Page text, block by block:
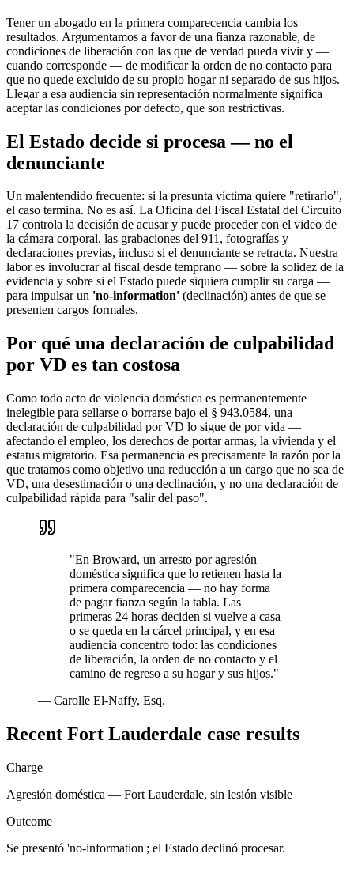
Tener un abogado en la primera comparecencia cambia los
resultados. Argumentamos a favor de una fianza razonable, de
condiciones de liberación con las que de verdad pueda vivir y —
cuando corresponde — de modificar la orden de no contacto para
que no quede excluido de su propio hogar ni separado de sus hijos.
Llegar a esa audiencia sin representación normalmente significa
aceptar las condiciones por defecto, que son restrictivas.
El Estado decide si procesa — no el
denunciante
Un malentendido frecuente: si la presunta víctima quiere "retirarlo",
el caso termina. No es así. La Oficina del Fiscal Estatal del Circuito
17 controla la decisión de acusar y puede proceder con el video de
la cámara corporal, las grabaciones del 911, fotografías y
declaraciones previas, incluso si el denunciante se retracta. Nuestra
labor es involucrar al fiscal desde temprano — sobre la solidez de la
evidencia y sobre si el Estado puede siquiera cumplir su carga —
para impulsar un 'no-information' (declinación) antes de que se
presenten cargos formales.
Por qué una declaración de culpabilidad
por VD es tan costosa
Como todo acto de violencia doméstica es permanentemente
inelegible para sellarse o borrarse bajo el § 943.0584, una
declaración de culpabilidad por VD lo sigue de por vida —
afectando el empleo, los derechos de portar armas, la vivienda y el
estatus migratorio. Esa permanencia es precisamente la razón por la
que tratamos como objetivo una reducción a un cargo que no sea de
VD, una desestimación o una declinación, y no una declaración de
culpabilidad rápida para "salir del paso".
"En Broward, un arresto por agresión
doméstica significa que lo retienen hasta la
primera comparecencia — no hay forma
de pagar fianza según la tabla. Las
primeras 24 horas deciden si vuelve a casa
o se queda en la cárcel principal, y en esa
audiencia concentro todo: las condiciones
de liberación, la orden de no contacto y el
camino de regreso a su hogar y sus hijos."
— Carolle El-Naffy, Esq.
Recent Fort Lauderdale case results
Charge
Agresión doméstica — Fort Lauderdale, sin lesión visible
Outcome
Se presentó 'no-information'; el Estado declinó procesar.